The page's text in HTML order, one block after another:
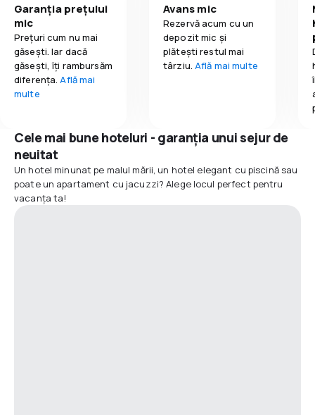
Garanția prețului
mic
Prețuri cum nu mai
găsești. Iar dacă
găseşti, îți rambursăm
diferența.Află mai
multe
Avans mic
Rezervă acum cu un
depozit mic și
plătești restul mai
târziu.Află mai multe
Cele mai bune hoteluri - garanția unui sejur de
neuitat
Un hotel minunat pe malul mării, un hotel elegant cu piscină sau
poate un apartament cu jacuzzi? Alege locul perfect pentru
vacanța ta!